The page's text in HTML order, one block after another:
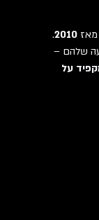
2010
.
שלהם –
על